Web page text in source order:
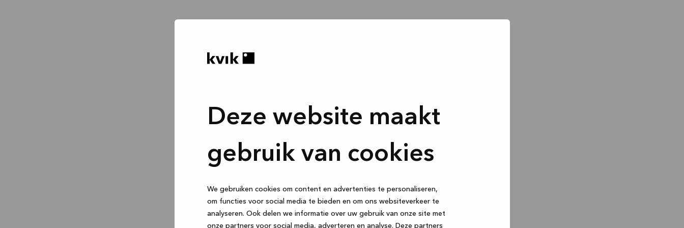
Deze website maakt
gebruik van cookies
We gebruiken cookies om content en advertenties te personaliseren,
om functies voor social media te bieden en om ons websiteverkeer te
analyseren. Ook delen we informatie over uw gebruik van onze site met
onze partners voor social media, adverteren en analyse. Deze partners